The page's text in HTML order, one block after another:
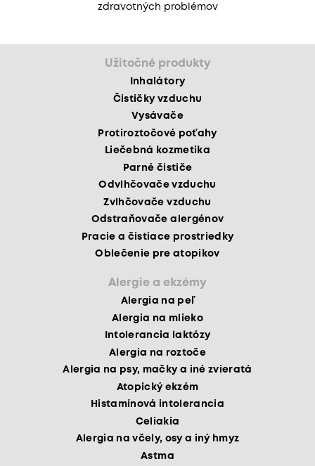
zdravotných problémov
Užitočné produkty
Inhalátory
Čističky vzduchu
Vysávače
Protiroztočové poťahy
Liečebná kozmetika
Parné čističe
Odvlhčovače vzduchu
Zvlhčovače vzduchu
Odstraňovače alergénov
Pracie a čistiace prostriedky
Oblečenie pre atopikov
Alergie a ekzémy
Alergia na peľ
Alergia na mlieko
Intolerancia laktózy
Alergia na roztoče
Alergia na psy, mačky a iné zvieratá
Atopický ekzém
Histamínová intolerancia
Celiakia
Alergia na včely, osy a iný hmyz
Astma